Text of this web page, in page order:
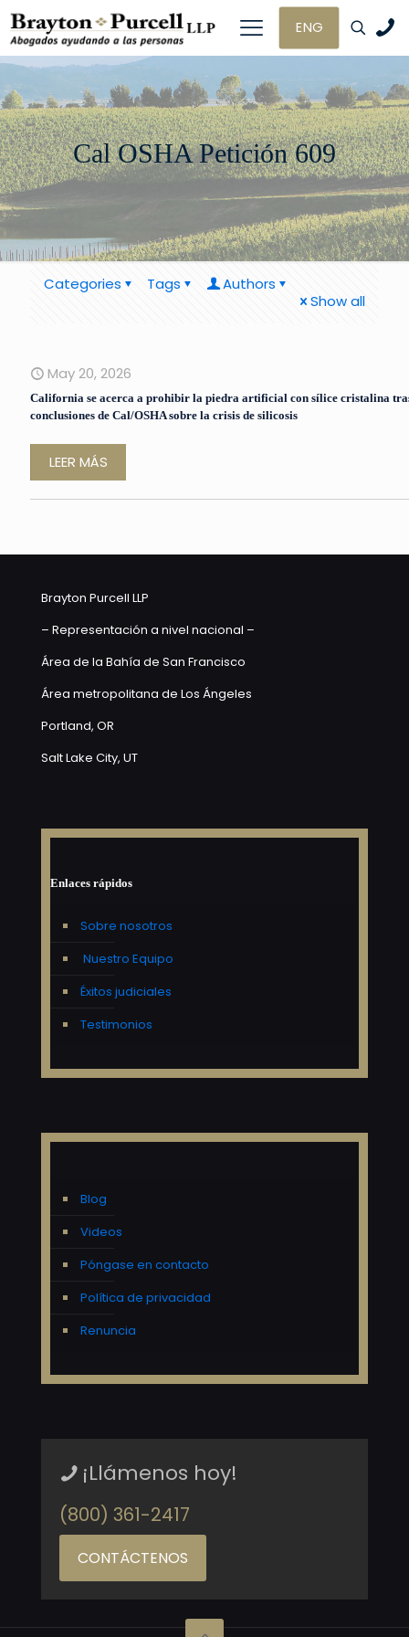
ENG
Cal OSHA Petición 609
Categories Tags
Authors
Show all
May 20, 2026
California se acerca a prohibir la piedra artificial con sílice cristalina
conclusiones de Cal/OSHA sobre la crisis de silicosis
LEER MÁS
Brayton Purcell LLP
– Representación a nivel nacional –
Área de la Bahía de San Francisco
Área metropolitana de Los Ángeles
Portland, OR
Salt Lake City, UT
Enlaces rápidos
Sobre nosotros
Nuestro Equipo
Éxitos judiciales
Testimonios
Blog
Videos
Póngase en contacto
Política de privacidad
Renuncia
¡Llámenos hoy!
(800) 361-2417
CONTÁCTENOS